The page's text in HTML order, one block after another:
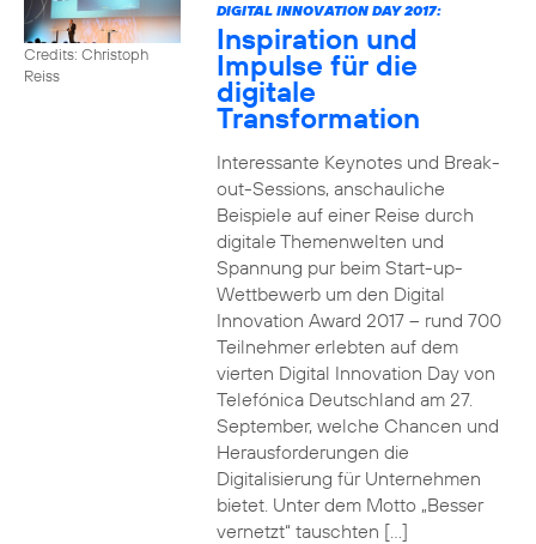
Credits: Christoph
Reiss
DIGITAL INNOVATION DAY 2017:
Inspiration und
Impulse für die
digitale
Transformation
Interessante Keynotes und Break-
out-Sessions, anschauliche
Beispiele auf einer Reise durch
digitale Themenwelten und
Spannung pur beim Start-up-
Wettbewerb um den Digital
Innovation Award 2017 – rund 700
Teilnehmer erlebten auf dem
vierten Digital Innovation Day von
Telefónica Deutschland am 27.
September, welche Chancen und
Herausforderungen die
Digitalisierung für Unternehmen
bietet. Unter dem Motto „Besser
vernetzt“ tauschten […]